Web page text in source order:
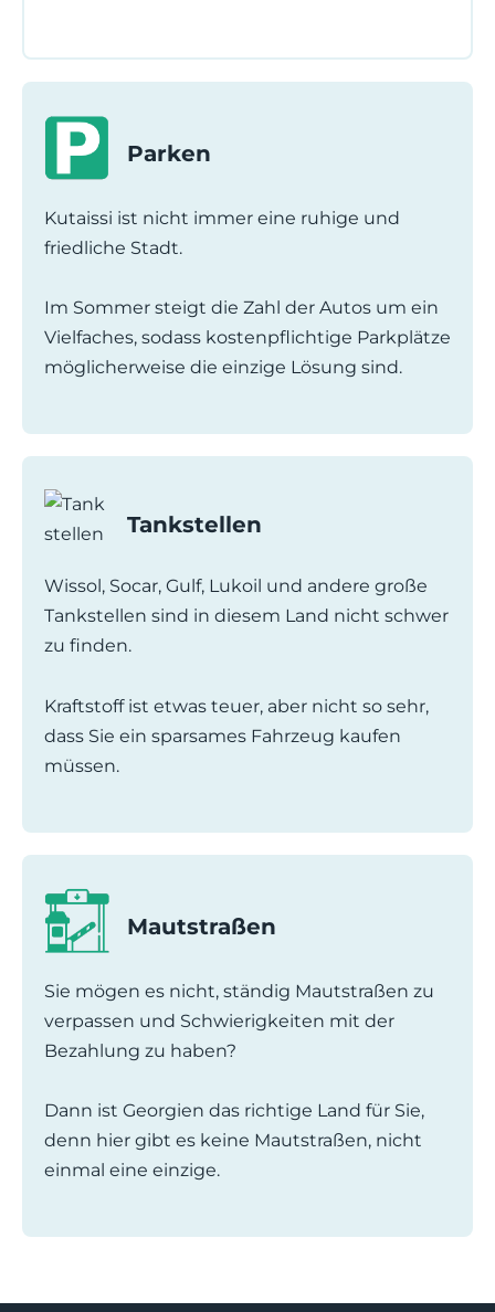
Parken
Kutaissi ist nicht immer eine ruhige und
friedliche Stadt.
Im Sommer steigt die Zahl der Autos um ein
Vielfaches, sodass kostenpflichtige Parkplätze
möglicherweise die einzige Lösung sind.
Tankstellen
Wissol, Socar, Gulf, Lukoil und andere große
Tankstellen sind in diesem Land nicht schwer
zu finden.
Kraftstoff ist etwas teuer, aber nicht so sehr,
dass Sie ein sparsames Fahrzeug kaufen
müssen.
Mautstraßen
Sie mögen es nicht, ständig Mautstraßen zu
verpassen und Schwierigkeiten mit der
Bezahlung zu haben?
Dann ist Georgien das richtige Land für Sie,
denn hier gibt es keine Mautstraßen, nicht
einmal eine einzige.